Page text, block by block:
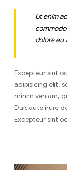
Ut enim
dolore eu
Excepteur sint
adipisicing elit,
minim veniam,
Duis aute irure
Excepteur sint